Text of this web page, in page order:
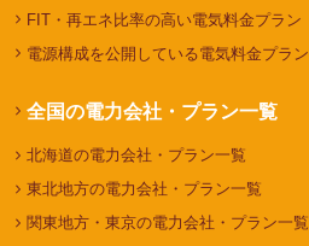
FIT・再エネ比率の高い電気料金プラン
電源構成を公開している電気料金プラン
全国の電力会社・プラン一覧
北海道の電力会社・プラン一覧
東北地方の電力会社・プラン一覧
関東地方・東京の電力会社・プラン一覧